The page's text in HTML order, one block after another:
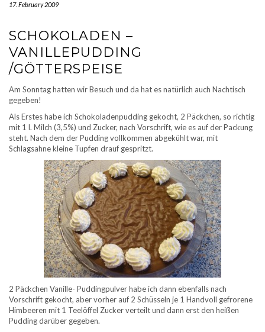
17. February 2009
SCHOKOLADEN –
VANILLEPUDDING
/GÖTTERSPEISE
Am Sonntag hatten wir Besuch und da hat es natürlich auch Nachtisch
gegeben!
Als Erstes habe ich Schokoladenpudding gekocht, 2 Päckchen, so richtig
mit 1 l. Milch (3,5%) und Zucker, nach Vorschrift, wie es auf der Packung
steht. Nach dem der Pudding vollkommen abgekühlt war, mit
Schlagsahne kleine Tupfen drauf gespritzt.
2 Päckchen Vanille- Puddingpulver habe ich dann ebenfalls nach
Vorschrift gekocht, aber vorher auf 2 Schüsseln je 1 Handvoll gefrorene
Himbeeren mit 1 Teelöffel Zucker verteilt und dann erst den heißen
Pudding darüber gegeben.